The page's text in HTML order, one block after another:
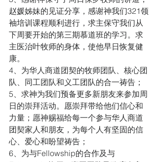
赵媛姊妹的见证分享，感谢神我们321领
袖培训课程顺利进行，求主保守我们从
下周要开始的第三期慕道班的学习。求
主医治叶牧师的身体，使他早日恢复健
康。
4、为华人商道团契的牧师团队、核心团
队、同工团队和义工团队的合一祷告；
5、求神为我们预备更多新朋友来参加周
日的崇拜活动。愿崇拜带给他们信心和
力量；愿神赐福给每一个参与华人商道
团契家人和朋友，为每个人有坚固的信
心、爱心和盼望祷告；
6、为与Fellowship的合作及与